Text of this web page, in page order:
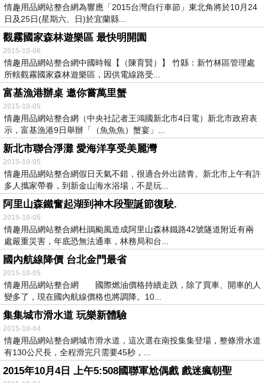
情趣用品網站整合網為響應「2015台灣自行車節」東北角將於10月24
日及25日(星期六、日)於宜蘭縣...
觀霧國家森林遊樂區 最快明開園
2015-10-06
情趣用品網站整合網中國時報【（陳育賢）】 竹縣：新竹林區管理處
所轄觀霧國家森林遊樂區，因供電線路受...
富基漁港辦桌 邀你嘗萬里蟹
2015-10-05
情趣用品網站整合網（中央社記者王鴻國新北市4日電）新北市政府表
示，富基漁港9日舉辦「（魚魚魚）蟹宴」...
新北市聯合淨灘 愛海洋享受美麗灣
2015-10-05
情趣用品網站整合網假日天氣不錯，很適合外出踏青。新北市上午有許
多人攜家帶眷，到新金山海水浴場，不是玩...
阿里山森鐵奮起湖到神木段聖誕節復駛.
2015-10-05
情趣用品網站整合網杜鵑颱風造成阿里山森林鐵路42號隧道附近有兩
處嚴重災害，年底恐無法通車，林務局和台...
國內航線降價 台北金門最省
2015-10-05
情趣用品網站整合網 國際燃油價格持續走跌，除了買車、開車的人
變多了，現在國內航線價格也將調降。10...
集集城市滑水道 玩樂新體驗
2015-10-04
情趣用品網站整合網城市滑水道，這次選在南投集集登場，整條滑水道
有130公尺長，全程滑完只需要45秒，...
2015年10月4日 上午5:508國聯軍尬偶戲 戲迷瘋朝聖